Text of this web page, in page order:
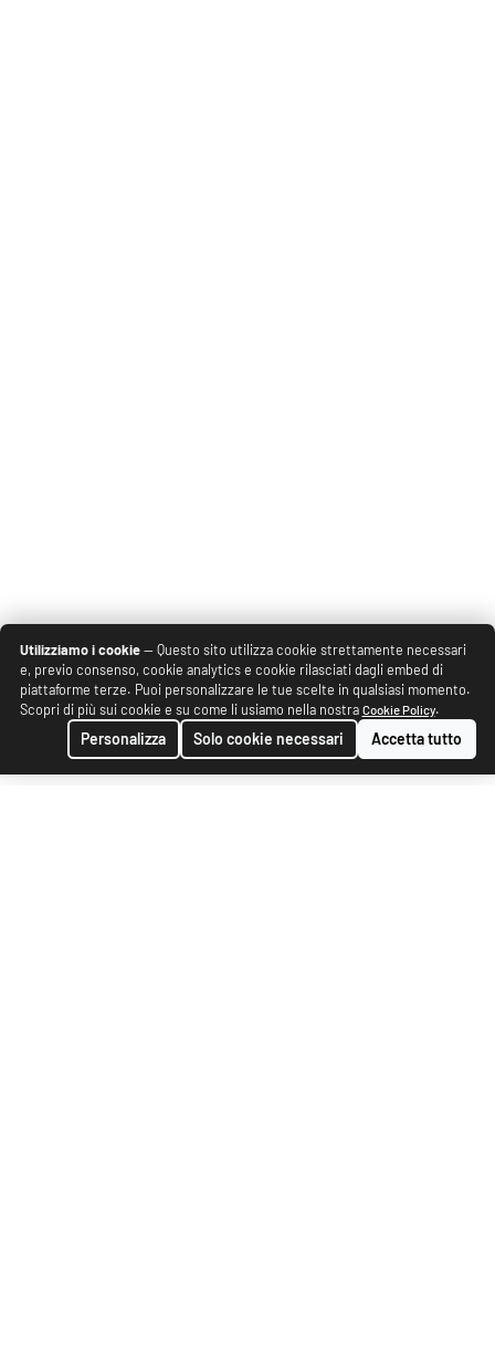
Utilizziamo i cookie— Questo sito utilizza cookie strettamente necessari
e, previo consenso, cookie analytics e cookie rilasciati dagli embed di
piattaforme terze. Puoi personalizzare le tue scelte in qualsiasi momento.
Scopri di più sui cookie e su come li usiamo nella nostra Cookie Policy.
Personalizza Solo cookie necessari Accetta tutto